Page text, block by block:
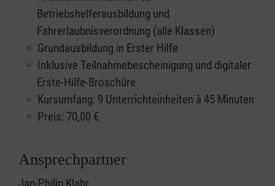
Betriebshelferausbildung und
Fahrerlaubnisverordnung (alle Klassen)
Grundausbildung in Erster Hilfe
Inklusive Teilnahmebescheinigung und digitaler
Erste-Hilfe-Broschüre
Kursumfang: 9 Unterrichteinheiten à 45 Minuten
Preis: 70,00 €
Ansprechpartner